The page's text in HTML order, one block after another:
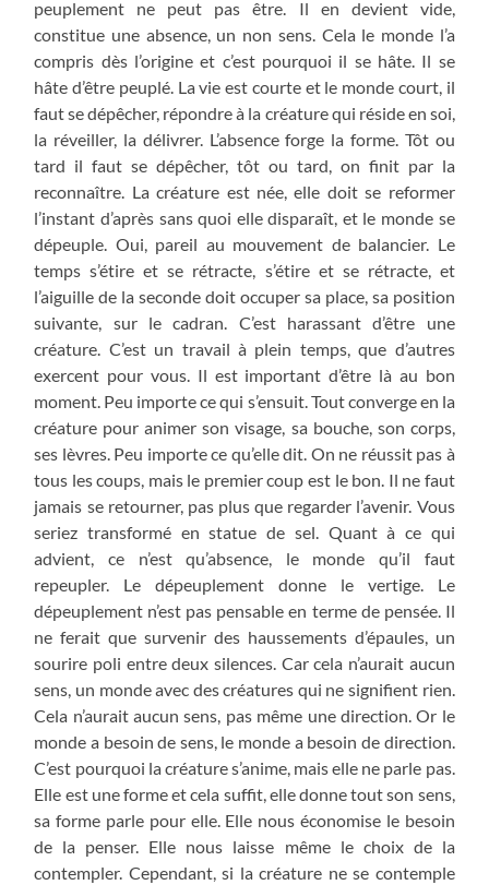
peuplement ne peut pas être. Il en devient vide,
constitue une absence, un non sens. Cela le monde l’a
compris dès l’origine et c’est pourquoi il se hâte. Il se
hâte d’être peuplé. La vie est courte et le monde court, il
faut se dépêcher, répondre à la créature qui réside en soi,
la réveiller, la délivrer. L’absence forge la forme. Tôt ou
tard il faut se dépêcher, tôt ou tard, on finit par la
reconnaître. La créature est née, elle doit se reformer
l’instant d’après sans quoi elle disparaît, et le monde se
dépeuple. Oui, pareil au mouvement de balancier. Le
temps s’étire et se rétracte, s’étire et se rétracte, et
l’aiguille de la seconde doit occuper sa place, sa position
suivante, sur le cadran. C’est harassant d’être une
créature. C’est un travail à plein temps, que d’autres
exercent pour vous. Il est important d’être là au bon
moment. Peu importe ce qui s’ensuit. Tout converge en la
créature pour animer son visage, sa bouche, son corps,
ses lèvres. Peu importe ce qu’elle dit. On ne réussit pas à
tous les coups, mais le premier coup est le bon. Il ne faut
jamais se retourner, pas plus que regarder l’avenir. Vous
seriez transformé en statue de sel. Quant à ce qui
advient, ce n’est qu’absence, le monde qu’il faut
repeupler. Le dépeuplement donne le vertige. Le
dépeuplement n’est pas pensable en terme de pensée. Il
ne ferait que survenir des haussements d’épaules, un
sourire poli entre deux silences. Car cela n’aurait aucun
sens, un monde avec des créatures qui ne signifient rien.
Cela n’aurait aucun sens, pas même une direction. Or le
monde a besoin de sens, le monde a besoin de direction.
C’est pourquoi la créature s’anime, mais elle ne parle pas.
Elle est une forme et cela suffit, elle donne tout son sens,
sa forme parle pour elle. Elle nous économise le besoin
de la penser. Elle nous laisse même le choix de la
contempler. Cependant, si la créature ne se contemple